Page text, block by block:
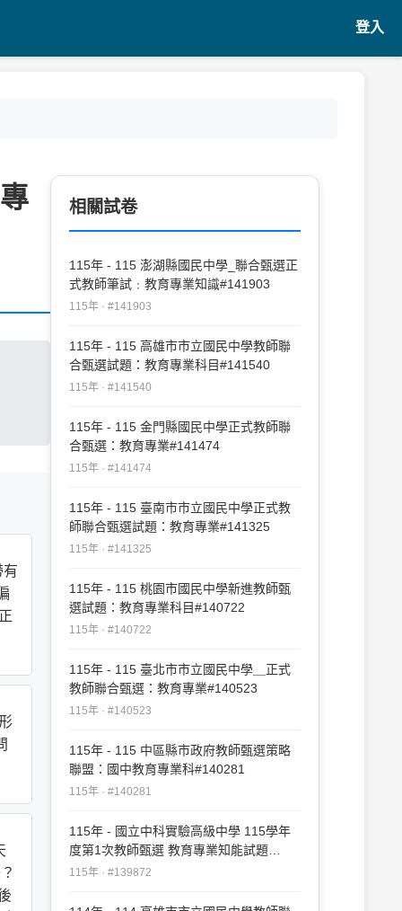
登入
有
相關試卷
115年 - 115 澎湖縣國民中學_聯合甄選正
式教師筆試﹕教育專業知識#141903
115年 · #141903
115年 - 115 高雄市市立國民中學教師聯
合甄選試題：教育專業科目#141540
115年 · #141540
115年 - 115 金門縣國民中學正式教師聯
合甄選：教育專業#141474
115年 · #141474
115年 - 115 臺南市市立國民中學正式教
師聯合甄選試題：教育專業#141325
115年 · #141325
115年 - 115 桃園市國民中學新進教師甄
選試題：教育專業科目#140722
115年 · #140722
115年 - 115 臺北市市立國民中學＿正式
教師聯合甄選：教育專業#140523
115年 · #140523
115年 - 115 中區縣市政府教師甄選策略
聯盟：國中教育專業科#140281
115年 · #140281
115年 - 國立中科實驗高級中學 115學年
度第1次教師甄選 教育專業知能試題
#139872
115年 · #139872